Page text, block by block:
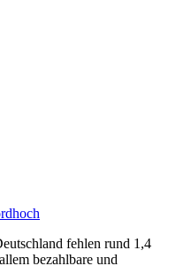
fehlen rund 1,4
bezahlbare und